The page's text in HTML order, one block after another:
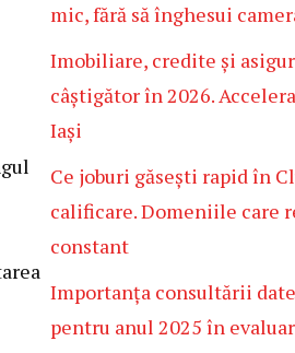
mic, fără să înghesui
Imobiliare, credite și
câștigător în 2026.
Iași
Ce joburi găsești rapid în
calificare. Domeniile care
constant
Importanța consultării
pentru anul 2025 în